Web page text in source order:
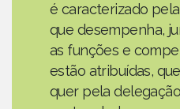
é caracterizado
que desempenha,
as funções e
estão atribuídas,
quer pela